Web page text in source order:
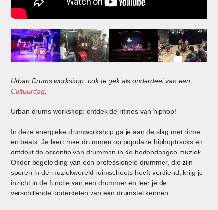
Urban Drums workshop: ook te gek als onderdeel van een
Cultuurdag
Urban drums workshop: ontdek de ritmes van hiphop!
In deze energieke drumworkshop ga je aan de slag met ritme
en beats. Je leert mee drummen op populaire hiphoptracks en
ontdekt de essentie van drummen in de hedendaagse muziek.
Onder begeleiding van een professionele drummer, die zijn
sporen in de muziekwereld ruimschoots heeft verdiend, krijg je
inzicht in de functie van een drummer en leer je de
verschillende onderdelen van een drumstel kennen.